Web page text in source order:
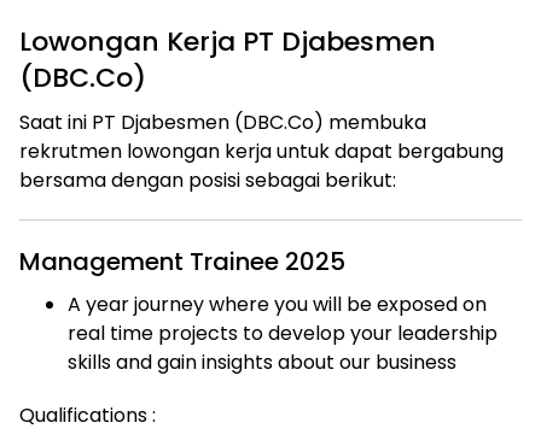
Lowongan Kerja PT Djabesmen
(DBC.Co)
Saat ini PT Djabesmen (DBC.Co) membuka
rekrutmen lowongan kerja untuk dapat bergabung
bersama dengan posisi sebagai berikut:
Management Trainee 2025
A year journey where you will be exposed on
real time projects to develop your leadership
skills and gain insights about our business
Qualifications :